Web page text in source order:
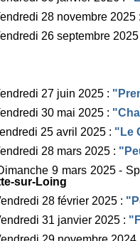
28 novembre 2025 :
26 septembre 2025
27 juin 2025 :
30 mai 2025 :
25 avril 2025 : "Le
28 mars 2025 :
9 mars 2025 -
sur-Loing
28 février 2025 :
31 janvier 2025 :